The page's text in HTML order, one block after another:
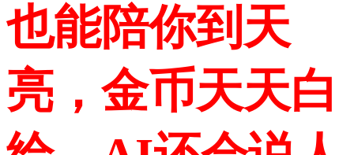
也能陪你到天
亮，金币天天白